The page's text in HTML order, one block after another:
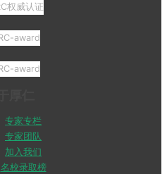
专家专栏
专家团队
加入我们
名校录取榜